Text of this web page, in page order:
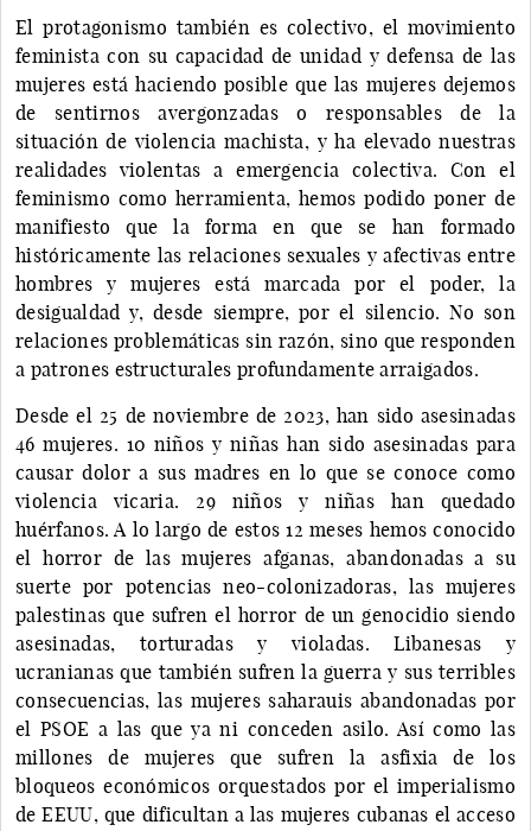
El protagonismo también es colectivo, el movimiento
feminista con su capacidad de unidad y defensa de las
mujeres está haciendo posible que las mujeres dejemos
de sentirnos avergonzadas o responsables de la
situación de violencia machista, y ha elevado nuestras
realidades violentas a emergencia colectiva. Con el
feminismo como herramienta, hemos podido poner de
manifiesto que la forma en que se han formado
históricamente las relaciones sexuales y afectivas entre
hombres y mujeres está marcada por el poder, la
desigualdad y, desde siempre, por el silencio. No son
relaciones problemáticas sin razón, sino que responden
a patrones estructurales profundamente arraigados.
Desde el 25 de noviembre de 2023, han sido asesinadas
46 mujeres. 10 niños y niñas han sido asesinadas para
causar dolor a sus madres en lo que se conoce como
violencia vicaria. 29 niños y niñas han quedado
huérfanos. A lo largo de estos 12 meses hemos conocido
el horror de las mujeres afganas, abandonadas a su
suerte por potencias neo-colonizadoras, las mujeres
palestinas que sufren el horror de un genocidio siendo
asesinadas, torturadas y violadas. Libanesas y
ucranianas que también sufren la guerra y sus terribles
consecuencias, las mujeres saharauis abandonadas por
el PSOE a las que ya ni conceden asilo. Así como las
millones de mujeres que sufren la asfixia de los
bloqueos económicos orquestados por el imperialismo
de EEUU, que dificultan a las mujeres cubanas el acceso